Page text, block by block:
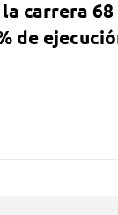
carrera
de